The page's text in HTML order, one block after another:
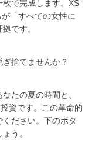
枚で完成します。XS
「すべての女性に
です。
捨てませんか？
たの夏の時間と、
資です。この革命的
ださい。下のボタ
う。